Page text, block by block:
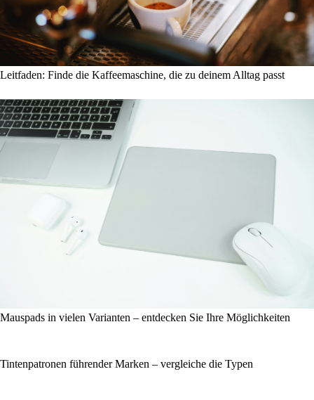
Leitfaden: Finde die Kaffeemaschine, die zu deinem Alltag passt
Mauspads in vielen Varianten – entdecken Sie Ihre Möglichkeiten
Tintenpatronen führender Marken – vergleiche die Typen